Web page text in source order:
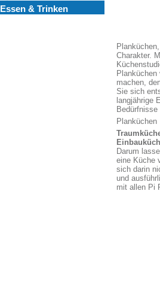
Essen & Trinken
Charakter.
machen,
Sie sich
langjährige
Planküchen
Darum
eine Küche
sich darin
und
mit allen Pi